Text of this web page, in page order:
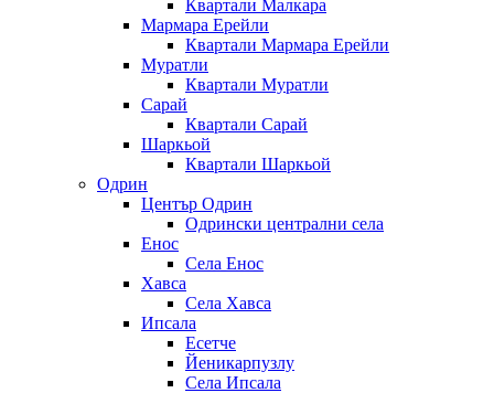
Квартали Малкара
Мармара Ерейли
Квартали Мармара Ерейли
Муратли
Квартали Муратли
Сарай
Квартали Сарай
Шаркьой
Квартали Шаркьой
Одрин
Център Одрин
Одрински централни села
Енос
Села Енос
Хавса
Села Хавса
Ипсала
Есетче
Йеникарпузлу
Села Ипсала